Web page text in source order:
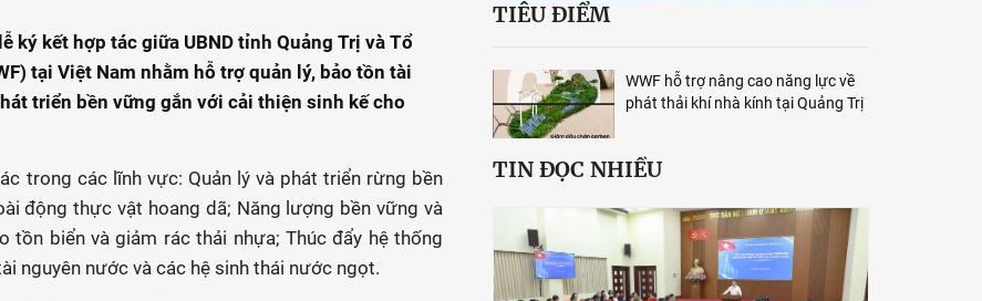
ký kết hợp tác giữa UBND tỉnh Quảng Trị và Tổ
tại Việt Nam nhằm hỗ trợ quản lý, bảo tồn tài
triển bền vững gắn với cải thiện sinh kế cho
trong các lĩnh vực: Quản lý và phát triển rừng bền
động thực vật hoang dã; Năng lượng bền vững và
tồn biển và giảm rác thải nhựa; Thúc đẩy hệ thống
nguyên nước và các hệ sinh thái nước ngọt.
TIÊU ĐIỂM
WWF hỗ trợ nâng cao năng lực về
phát thải khí nhà kính tại Quảng Trị
TIN ĐỌC NHIỀU